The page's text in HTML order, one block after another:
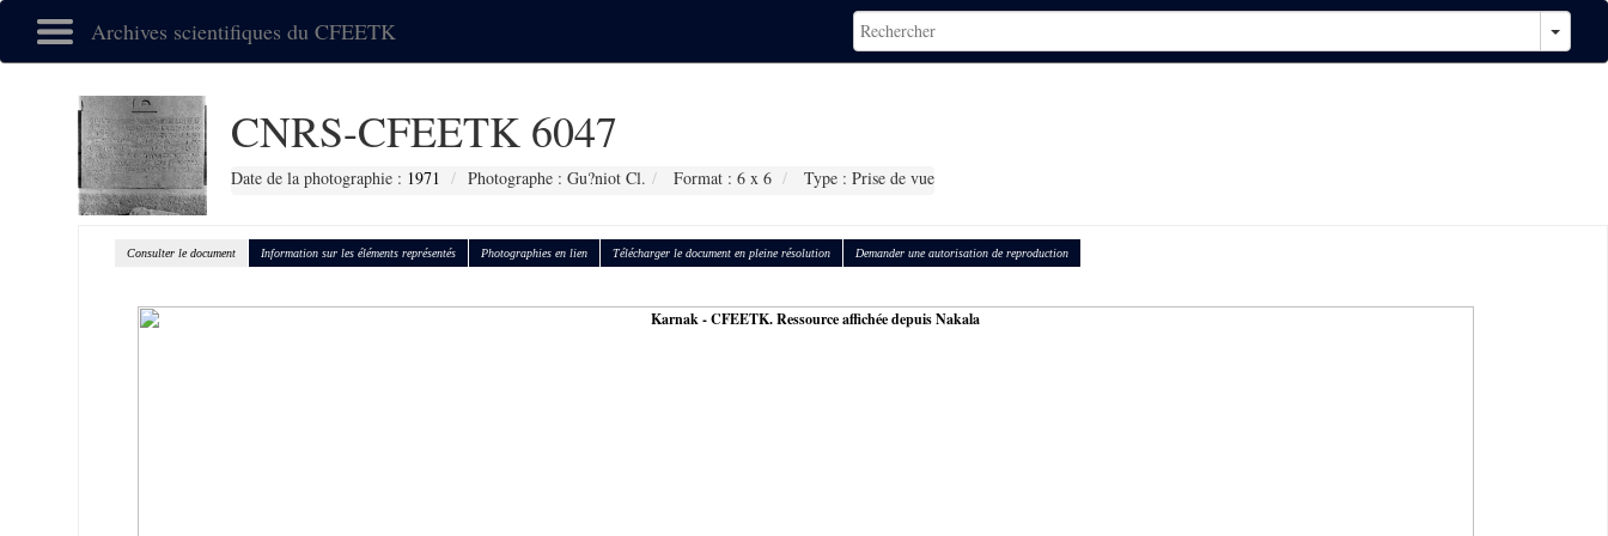
Archives scientifiques du CFEETK
CNRS-CFEETK 6047
Date de la photographie : 1971 Photographe : Gu?niot Cl. Format : 6 x 6 Type : Prise de vue
Consulter le document Information sur les éléments représentés Photographies en lien Télécharger le document en pleine résolution Demander une autorisation de reproduction